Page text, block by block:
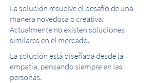
La solución resuelve el desafío de una
manera novedosa o creativa.
Actualmente no existen soluciones
similares en el mercado.
La solución está diseñada desde la
empatía, pensando siempre en las
personas.